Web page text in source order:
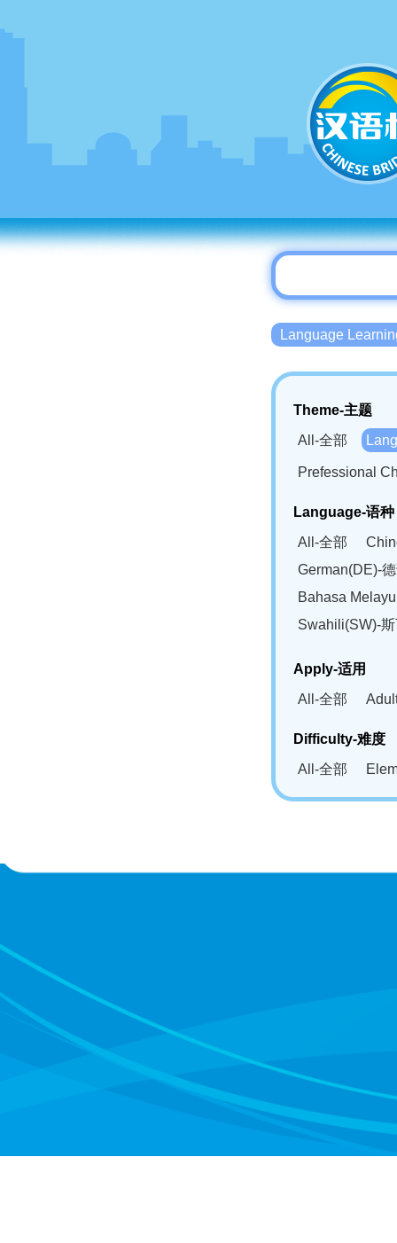
Language
Theme-主题
All-全部
Prefessional
Language-语种
All-全部
German(DE)-
Bahasa
Swahili(SW)-
Apply-适用
All-全部
Difficulty-难度
All-全部